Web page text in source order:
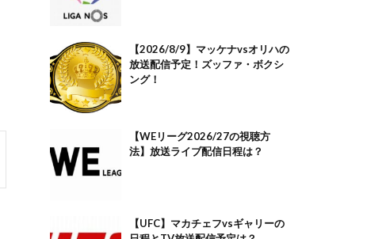
【2026/8/9】マッケナvsオリハの
放送配信予定！ズッファ・ボクシ
ング！
【WEリーグ2026/27の視聴方
法】放送ライブ配信日程は？
【UFC】マカチェフvsギャリーの